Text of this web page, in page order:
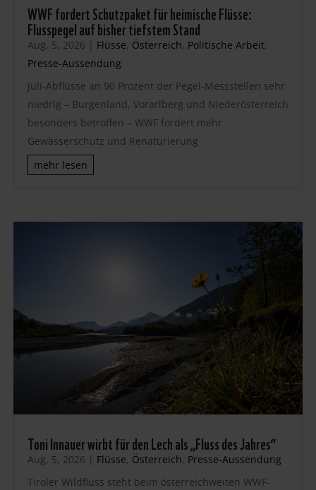
WWF fordert Schutzpaket für heimische Flüsse:
Flusspegel auf bisher tiefstem Stand
Aug. 5, 2026 | Flüsse, Österreich, Politische Arbeit,
Presse-Aussendung
Juli-Abflüsse an 90 Prozent der Pegel-Messstellen sehr
niedrig – Burgenland, Vorarlberg und Niederösterreich
besonders betroffen – WWF fordert mehr
Gewässerschutz und Renaturierung
mehr lesen
Toni Innauer wirbt für den Lech als „Fluss des Jahres“
Aug. 5, 2026 | Flüsse, Österreich, Presse-Aussendung
Tiroler Wildfluss steht beim österreichweiten WWF-